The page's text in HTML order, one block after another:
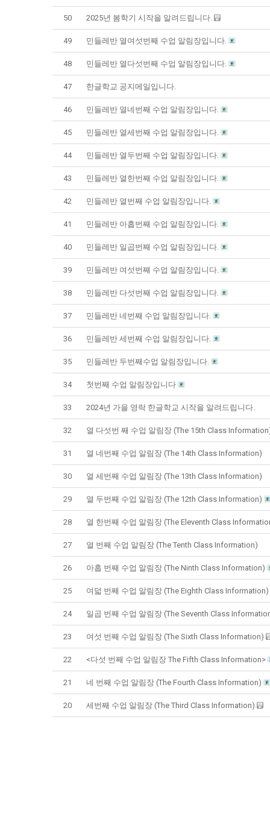
50 2025년 봄학기 시작을 알려드립니다.
49 민들레반 열여섯번째 수업 알림장입니다.
48 민들레반 열다섯번째 수업 알림장입니다.
47 한글학교 공지메일입니다.
46 민들레반 열네번째 수업 알림장입니다.
45 민들레반 열세번째 수업 알림장입니다.
44 민들레반 열두번째 수업 알림장입니다.
43 민들레반 열한번째 수업 알림장입니다.
42 민들레반 열번째 수업 알림장입니다.
41 민들레반 아홉번째 수업 알림장입니다.
40 민들레반 일곱번째 수업 알림장입니다.
39 민들레반 여섯번째 수업 알림장입니다.
38 민들레반 다섯번째 수업 알림장입니다.
37 민들레반 네번째 수업 알림장입니다.
36 민들레반 세번째 수업 알림장입니다.
35 민들레반 두번째수업 알림장입니다.
34 첫번째 수업 알림장입니다
33 2024년 가을 영락 한글학교 시작을 알려드립니다.
32 열 다섯번 째 수업 알림장 (The 15th Class
31 열 네번째 수업 알림장 (The 14th Class Information)
30 열 세번째 수업 알림장 (The 13th Class Information)
29 열 두번째 수업 알림장 (The 12th Class Information)
28 열 한번째 수업 알림장 (The Eleventh Class
27 열 번째 수업 알림장 (The Tenth Class Information)
26 아홉 번째 수업 알림장 (The Ninth Class Information)
25 여덟 번째 수업 알림장 (The Eighth Class Information)
24 일곱 번째 수업 알림장 (The Seventh Class
23 여섯 번째 수업 알림장 (The Sixth Class Information)
22 <다섯 번째 수업 알림장 The Fifth Class Information>
21 네 번째 수업 알림장 (The Fourth Class Information)
20 세번째 수업 알림장 (The Third Class Information)